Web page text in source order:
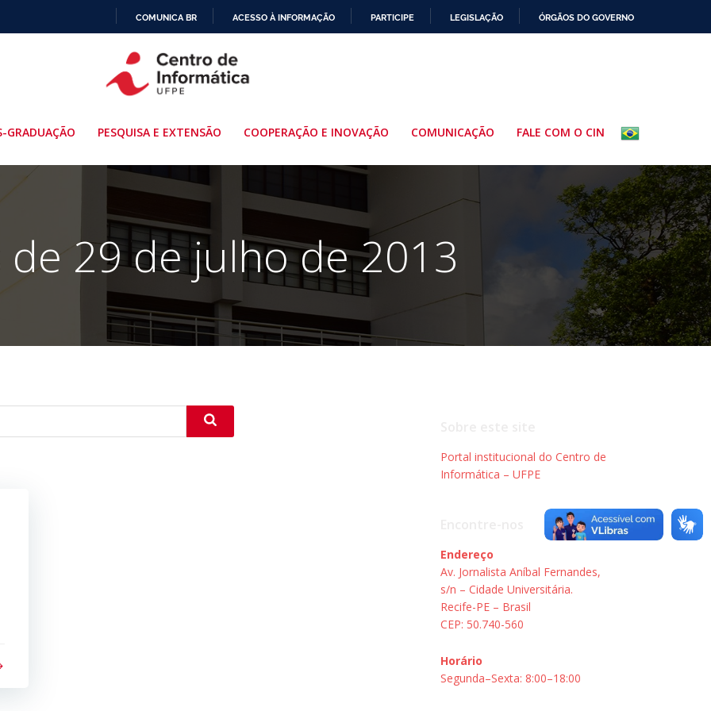
PARA
O
COMUNICA BR ACESSO À INFORMAÇÃO PARTICIPE LEGISLAÇÃO ÓRGÃOS DO GOVERNO
GRADUAÇÃO PESQUISA E EXTENSÃO COOPERAÇÃO E INOVAÇÃO COMUNICAÇÃO FALE COM O CIN
de 29 de julho de 2013
Portal institucional do Centro de
Informática – UFPE
Endereço
Av. Jornalista Aníbal Fernandes,
s/n – Cidade Universitária.
Recife-PE – Brasil
CEP: 50.740-560
Horário
Segunda–Sexta: 8:00–18:00